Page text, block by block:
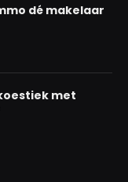
dé makelaar
met